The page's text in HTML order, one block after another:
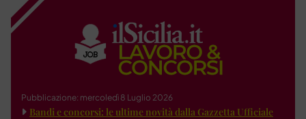
Pubblicazione: mercoledì 8 Luglio 2026
Bandi e concorsi: le ultime novità dalla Gazzetta Ufficiale